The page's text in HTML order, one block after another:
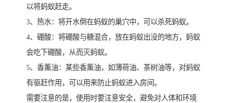
以将蚂蚁赶走。
3、热水：将开水倒在蚂蚁的巢穴中，可以杀死蚂蚁。
4、硼酸：将硼酸与糖混合，放在蚂蚁出没的地方，蚂蚁
会吃下硼酸，从而灭蚂蚁。
5、香薰油：某些香薰油，如薄荷油、茶树油等，对蚂蚁
有驱赶作用，可以用来防止蚂蚁进入房间。
需要注意的是，使用时要注意安全，避免对人体和环境